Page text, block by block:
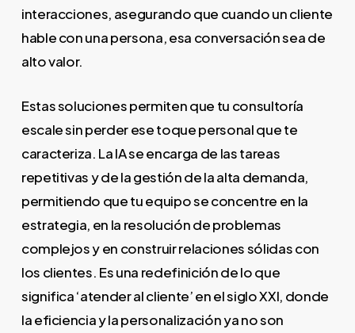
interacciones, asegurando que cuando un cliente
hable con una persona, esa conversación sea de
alto valor.
Estas soluciones permiten que tu consultoría
escale sin perder ese toque personal que te
caracteriza. La IA se encarga de las tareas
repetitivas y de la gestión de la alta demanda,
permitiendo que tu equipo se concentre en la
estrategia, en la resolución de problemas
complejos y en construir relaciones sólidas con
los clientes. Es una redefinición de lo que
significa ‘atender al cliente’ en el siglo XXI, donde
la eficiencia y la personalización ya no son